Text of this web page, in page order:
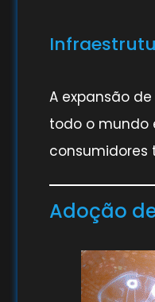
A expansão
todo o mundo
consumidores
Adoção